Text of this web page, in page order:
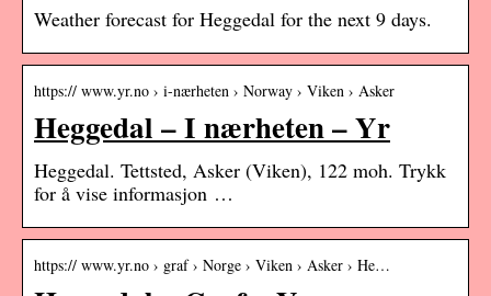
Weather forecast for Heggedal for the next 9 days.
https:// www.yr.no › i-nærheten › Norway › Viken › Asker
Heggedal – I nærheten – Yr
Heggedal. Tettsted, Asker (Viken), 122 moh. Trykk
for å vise informasjon …
https:// www.yr.no › graf › Norge › Viken › Asker › He…